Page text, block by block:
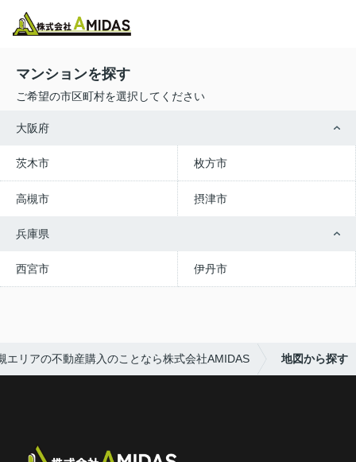
マンションを探す
ご希望の市区町村を選択してください
大阪府
茨木市 枚方市
高槻市 摂津市
兵庫県
西宮市 伊丹市
エリアの不動産購入のことなら株式会社AMIDAS 地図から探す